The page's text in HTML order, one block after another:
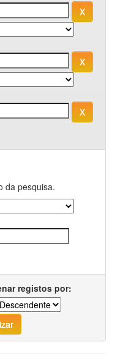
da pesquisa.
registos por: